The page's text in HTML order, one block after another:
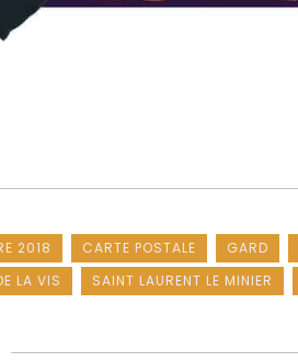
2018 CARTE POSTALE GARD
LA VIS
SAINT LAURENT LE MINIER